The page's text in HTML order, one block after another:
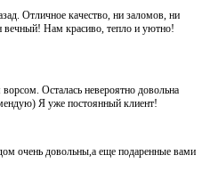
Отличное качество, ни заломов, ни
вечный! Нам красиво, тепло и уютно!
Осталась невероятно довольна
Я уже постоянный клиент!
очень довольны,а еще подаренные вами